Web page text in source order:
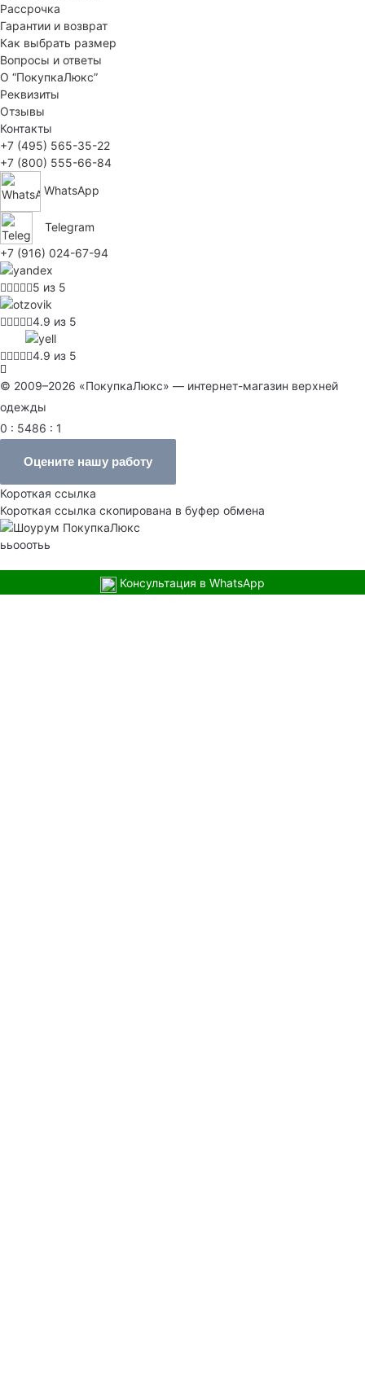
Рассрочка
Гарантии и возврат
Как выбрать размер
Вопросы и ответы
О “ПокупкаЛюкс”
Реквизиты
Отзывы
Контакты
+7 (495) 565-35-22
+7 (800) 555-66-84
WhatsApp
Telegram
+7 (916) 024-67-94
5 из 5
4.9 из 5
4.9 из 5
© 2009–2026 «ПокупкаЛюкс» — интернет-магазин верхней
одежды
0 : 5486 : 1
Оцените нашу работу
Короткая ссылка
Короткая ссылка скопирована в буфер обмена
ььооотьь
Консультация в WhatsApp